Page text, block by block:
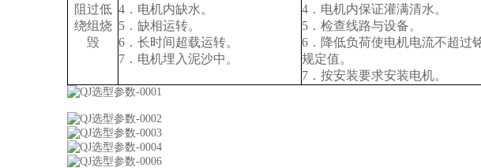
阻过低
绕组烧
毁
4．电机内缺水。
5．缺相运转。
6．长时间超载运转。
7．电机埋入泥沙中。
4．电机内保证灌满清水。
5．检查线路与设备。
6．降低负荷使电机电流不超过
规定值。
7．按安装要求安装电机。